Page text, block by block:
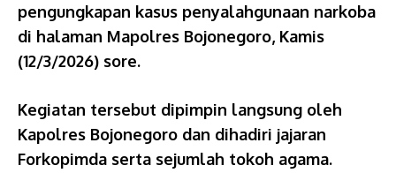
pengungkapan kasus penyalahgunaan narkoba
di halaman Mapolres Bojonegoro, Kamis
(12/3/2026) sore.
Kegiatan tersebut dipimpin langsung oleh
Kapolres Bojonegoro dan dihadiri jajaran
Forkopimda serta sejumlah tokoh agama.